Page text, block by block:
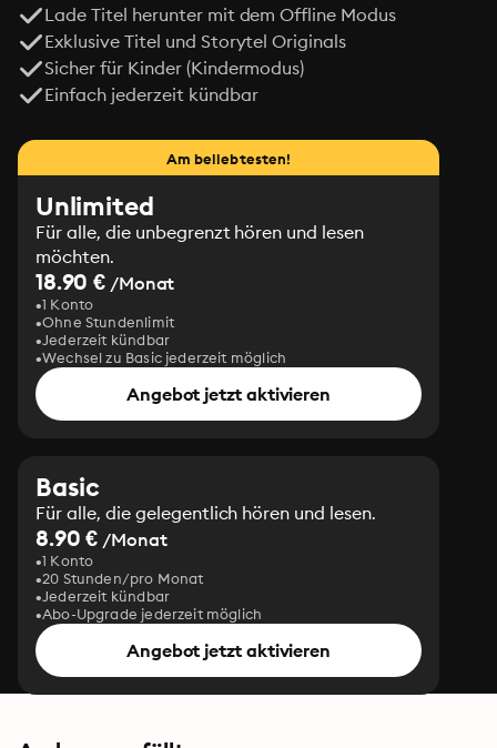
Lade Titel herunter mit dem Offline Modus
Exklusive Titel und Storytel Originals
Sicher für Kinder (Kindermodus)
Einfach jederzeit kündbar
Am beliebtesten!
Unlimited
Für alle, die unbegrenzt hören und lesen
möchten.
18.90 € /Monat
1 Konto
Ohne Stundenlimit
Jederzeit kündbar
Wechsel zu Basic jederzeit möglich
Angebot jetzt aktivieren
Basic
Für alle, die gelegentlich hören und lesen.
8.90 € /Monat
1 Konto
20 Stunden/pro Monat
Jederzeit kündbar
Abo-Upgrade jederzeit möglich
Angebot jetzt aktivieren